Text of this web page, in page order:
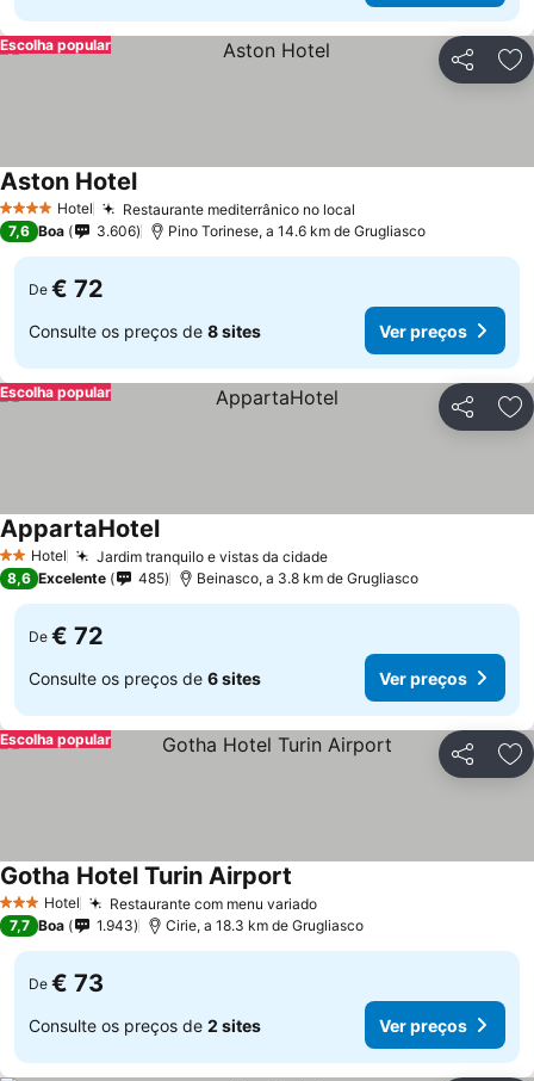
Partilhar
Escolha popular
4 EstrelasHotel Restaurante mediterrânico no local
Aston HotelVer preços
7,6 Boa 3.606 Pino Torinese, a 14.6 km de Grugliasco
De € 72
Consulte os preços de 8 sites Ver preços
Partilhar
Escolha popular
2 Estrelas
Hotel Jardim tranquilo e vistas da cidadeVer preços
AppartaHotelVer preços
8,6 Excelente 485 Beinasco, a 3.8 km de Grugliasco
De € 72
Consulte os preços de 6 sites Ver preços
Partilhar
Escolha popular
3 EstrelasHotel Restaurante com menu variadoVer preços
Gotha Hotel Turin Airport
7,7 Boa 1.943 Cirie, a 18.3 km de Grugliasco
De € 73
Consulte os preços de 2 sites Ver preços